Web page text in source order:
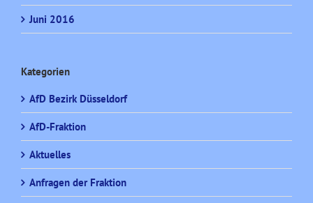
Juni 2016
Kategorien
AfD Bezirk Düsseldorf
AfD-Fraktion
Aktuelles
Anfragen der Fraktion